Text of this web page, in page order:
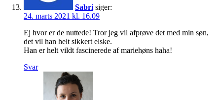
Sabri siger:
24. marts 2021 kl. 16.09
Ej hvor er de nuttede! Tror jeg vil afprøve det med min søn,
det vil han helt sikkert elske.
Han er helt vildt fascinerede af mariehøns haha!
Svar